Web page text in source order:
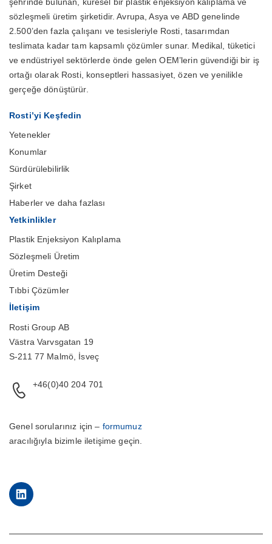
sözleşmeli üretim şirketidir. Avrupa, Asya ve ABD genelinde
2.500’den fazla çalışanı ve tesisleriyle Rosti, tasarımdan
teslimata kadar tam kapsamlı çözümler sunar. Medikal, tüketici
ve endüstriyel sektörlerde önde gelen OEM’lerin güvendiği bir iş
ortağı olarak Rosti, konseptleri hassasiyet, özen ve yenilikle
gerçeğe dönüştürür.
Rosti’yi Keşfedin
Yetenekler
Konumlar
Sürdürülebilirlik
Şirket
Haberler ve daha fazlası
Yetkinlikler
Plastik Enjeksiyon Kalıplama
Sözleşmeli Üretim
Üretim Desteği
Tıbbi Çözümler
İletişim
Rosti Group AB
Västra Varvsgatan 19
S-211 77 Malmö, İsveç
+46(0)40 204 701
Genel sorularınız için – formumuz
aracılığıyla bizimle iletişime geçin.
LinkedIn